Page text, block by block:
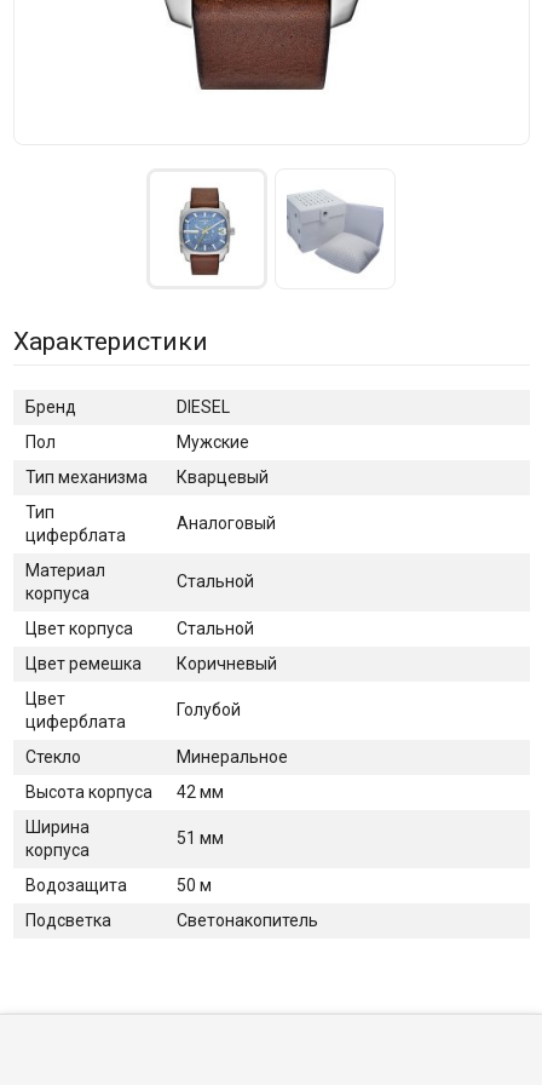
Характеристики
Бренд
DIESEL
Пол
Мужские
Тип механизма
Кварцевый
Тип
циферблата
Аналоговый
Материал
корпуса
Стальной
Цвет корпуса
Стальной
Цвет ремешка
Коричневый
Цвет
циферблата
Голубой
Стекло
Минеральное
Высота корпуса
42 мм
Ширина
корпуса
51 мм
Водозащита
50 м
Подсветка
Светонакопитель